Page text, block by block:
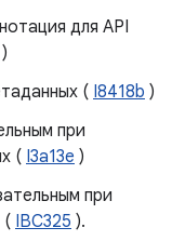
для API
)
( I8418b )
при
( I3a13e )
при
( IBC325 ).